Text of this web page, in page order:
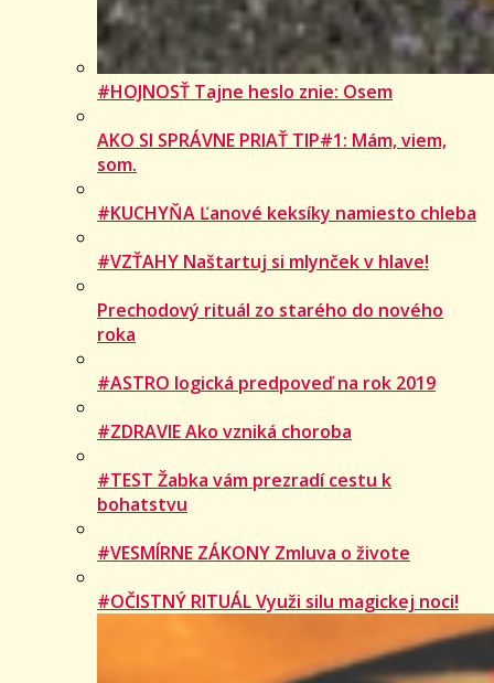
#HOJNOSŤ Tajne heslo znie: Osem
AKO SI SPRÁVNE PRIAŤ TIP#1: Mám, viem,
som.
#KUCHYŇA Ľanové keksíky namiesto chleba
#VZŤAHY Naštartuj si mlynček v hlave!
Prechodový rituál zo starého do nového
roka
#ASTRO logická predpoveď na rok 2019
#ZDRAVIE Ako vzniká choroba
#TEST Žabka vám prezradí cestu k
bohatstvu
#VESMÍRNE ZÁKONY Zmluva o živote
#OČISTNÝ RITUÁL Využi silu magickej noci!